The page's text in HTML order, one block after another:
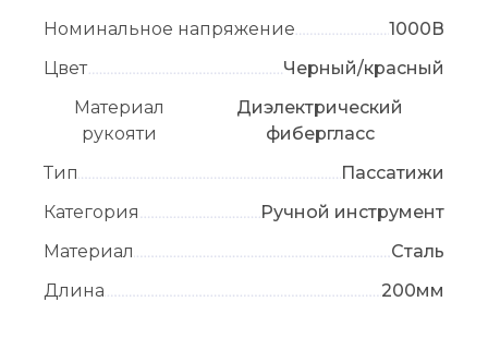
Номинальное напряжение
1000В
Цвет
Черный/красный
Материал
рукояти
Диэлектрический
фибергласс
Тип
Пассатижи
Категория
Ручной инструмент
Материал
Сталь
Длина
200мм